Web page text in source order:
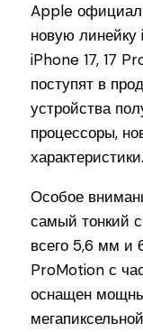
Apple
новую
iPhone 17, 17
поступят в
устройства
процессоры,
характеристики.
Особое
самый тонкий
всего 5,6 мм
ProMotion с
оснащен